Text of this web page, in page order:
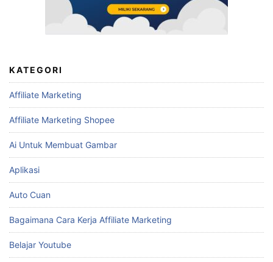
KATEGORI
Affiliate Marketing